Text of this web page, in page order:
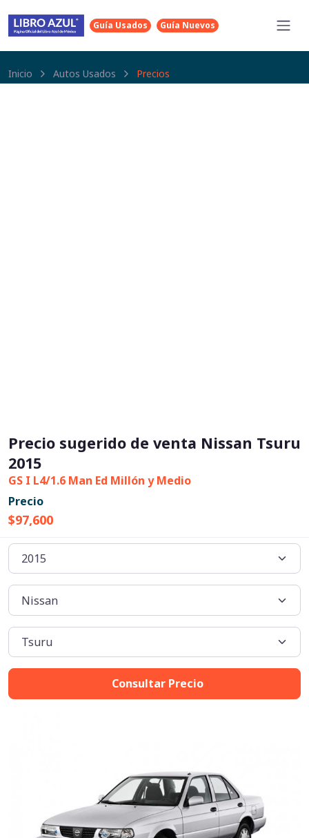
Guía Usados Guía Nuevos
Inicio Autos Usados Precios
Precio sugerido de venta Nissan Tsuru
2015
GS I L4/1.6 Man Ed Millón y Medio
Precio
$97,600
Consultar Precio